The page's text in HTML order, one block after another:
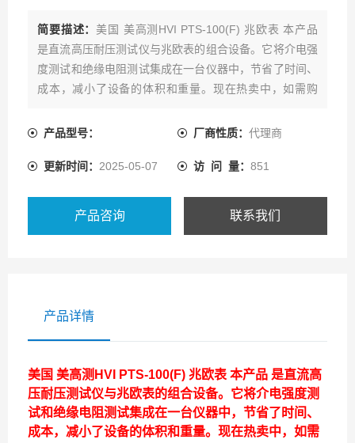
简要描述：美国 美高测HVI PTS-100(F) 兆欧表 本产品
是直流高压耐压测试仪与兆欧表的组合设备。它将介电强
度测试和绝缘电阻测试集成在一台仪器中，节省了时间、
成本，减小了设备的体积和重量。现在热卖中，如需购
产品型号：
厂商性质： 代理商
更新时间： 2025-05-07 访 问 量： 851
产品咨询 联系我们
产品详情
美国 美高测HVI PTS-100(F) 兆欧表 本产品 是直流高
压耐压测试仪与兆欧表的组合设备。它将介电强度测
试和绝缘电阻测试集成在一台仪器中，节省了时间、
成本，减小了设备的体积和重量。 现在热卖中，如需